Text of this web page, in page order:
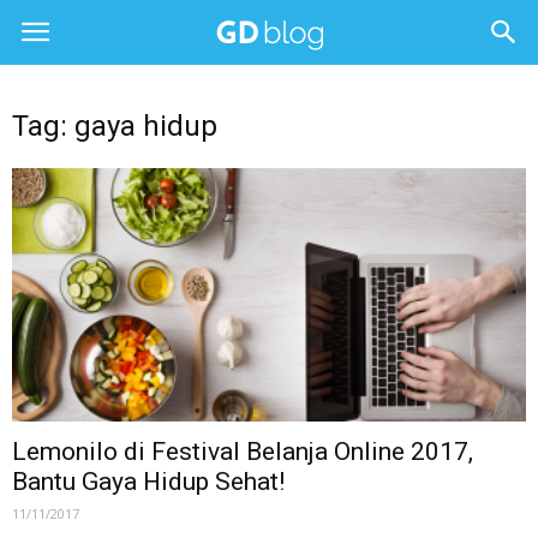
Tag: gaya hidup
Lemonilo di Festival Belanja Online 2017,
Bantu Gaya Hidup Sehat!
11/11/2017